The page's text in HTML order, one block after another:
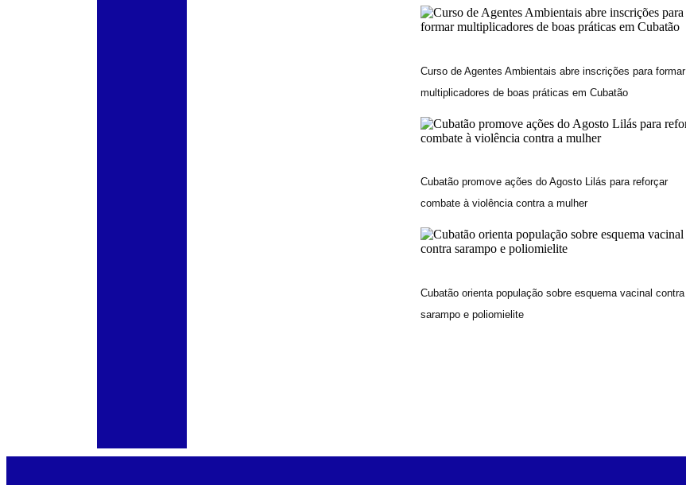
Curso de Agentes Ambientais abre inscrições para formar
multiplicadores de boas práticas em Cubatão
Cubatão promove ações do Agosto Lilás para reforçar
combate à violência contra a mulher
Cubatão orienta população sobre esquema vacinal contra
sarampo e poliomielite